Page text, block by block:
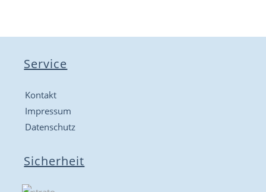
Service
Kontakt
Impressum
Datenschutz
Sicherheit